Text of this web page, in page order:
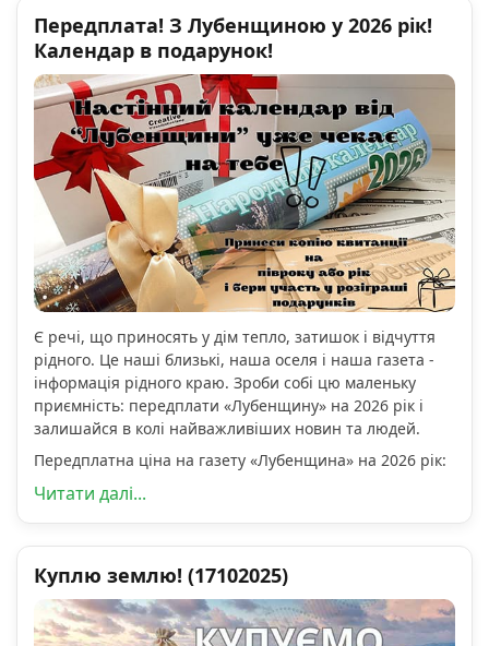
Передплата! З Лубенщиною у 2026 рік!
Календар в подарунок!
Є речі, що приносять у дім тепло, затишок і відчуття
рідного. Це наші близькі, наша оселя і наша газета -
інформація рідного краю. Зроби собі цю маленьку
приємність: передплати «Лубенщину» на 2026 рік і
залишайся в колі найважливіших новин та людей.
Передплатна ціна на газету «Лубенщина» на 2026 рік:
Читати далі...
Куплю землю! (17102025)